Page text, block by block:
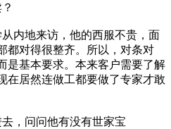
地来访，他的西服不贵，面
都对得很整齐。所以，对条对
是基本要求。本来客户需要了解
在居然连做工都要做了专家才敢
，问问他有没有世家宝